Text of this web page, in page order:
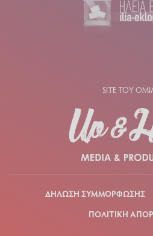
SITE ΤΟΥ
ΔΗΛΩΣΗ ΣΥΜΜΟΡΦΩΣΗΣ
ΠΟΛΙΤΙΚΗ